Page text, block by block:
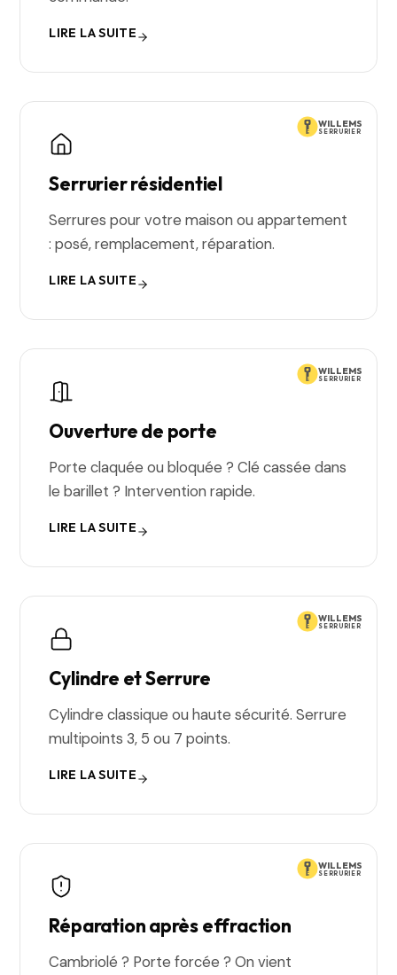
LIRE LA SUITE
WILLEMS
SERRURIER
Serrurier résidentiel
Serrures pour votre maison ou appartement
: posé, remplacement, réparation.
LIRE LA SUITE
WILLEMS
SERRURIER
Ouverture de porte
Porte claquée ou bloquée ? Clé cassée dans
le barillet ? Intervention rapide.
LIRE LA SUITE
WILLEMS
SERRURIER
Cylindre et Serrure
Cylindre classique ou haute sécurité. Serrure
multipoints 3, 5 ou 7 points.
LIRE LA SUITE
WILLEMS
SERRURIER
Réparation après effraction
Cambriolé ? Porte forcée ? On vient